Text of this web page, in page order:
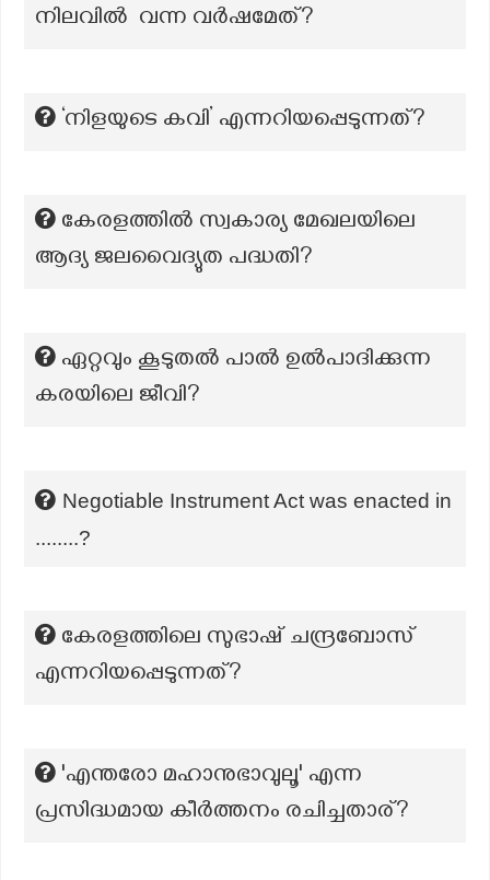
നിലവിൽ വന്ന വർഷമേത്?
‘നിളയുടെ കവി’ എന്നറിയപ്പെടുന്നത്?
കേരളത്തിൽ സ്വകാര്യ മേഖലയിലെ
ആദ്യ ജലവൈദ്യുത പദ്ധതി?
ഏറ്റവും കൂടുതൽ പാൽ ഉൽപാദിക്കുന്ന
കരയിലെ ജീവി?
Negotiable Instrument Act was enacted in
........?
കേരളത്തിലെ സുഭാഷ് ചന്ദ്രബോസ്
എന്നറിയപ്പെടുന്നത്?
'എന്തരോ മഹാനുഭാവുലൂ' എന്ന
പ്രസിദ്ധമായ കീർത്തനം രചിച്ചതാര്?